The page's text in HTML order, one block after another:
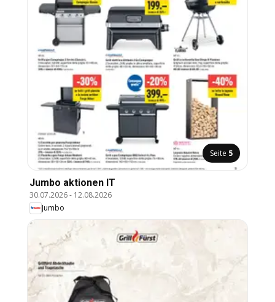
Seite 5
Jumbo aktionen IT
30.07.2026- 12.08.2026
Jumbo